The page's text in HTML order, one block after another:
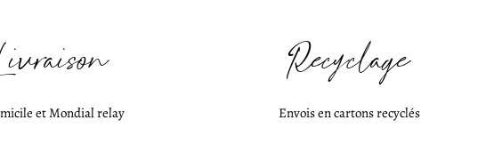
et Mondial relay
Recyclage
Envois en cartons recyclés